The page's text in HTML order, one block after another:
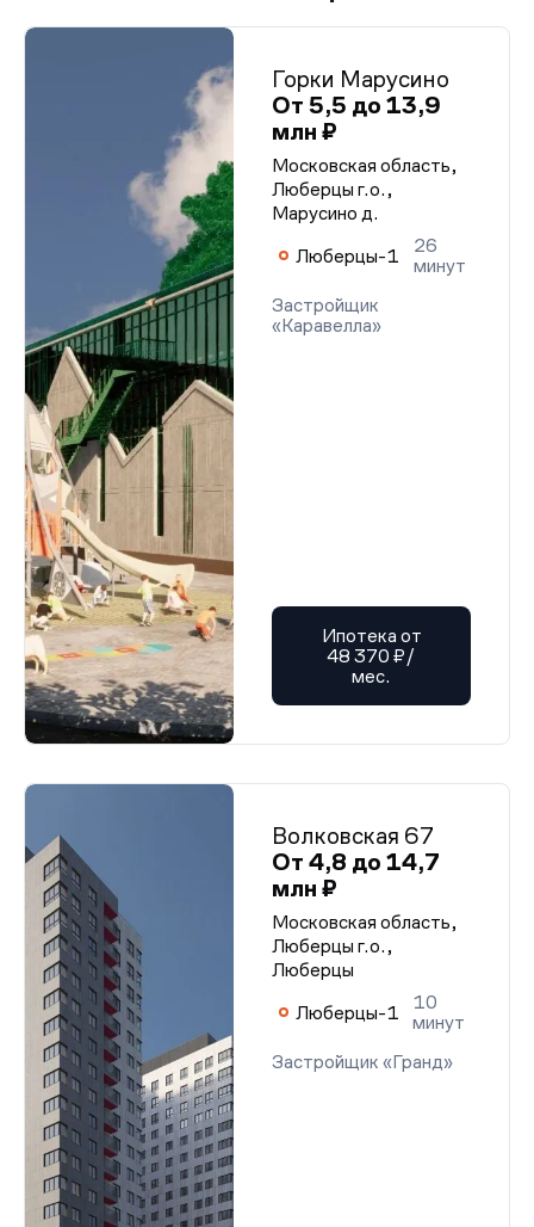
Горки Марусино
От 5,5 до 13,9
млн ₽
Московская область,
Люберцы г.о.,
Марусино д.
Люберцы-1
26
минут
Застройщик
«Каравелла»
Ипотека от
48 370 ₽/
мес.
Волковская 67
От 4,8 до 14,7
млн ₽
Московская область,
Люберцы г.о.,
Люберцы
Люберцы-1
10
минут
Застройщик «Гранд»